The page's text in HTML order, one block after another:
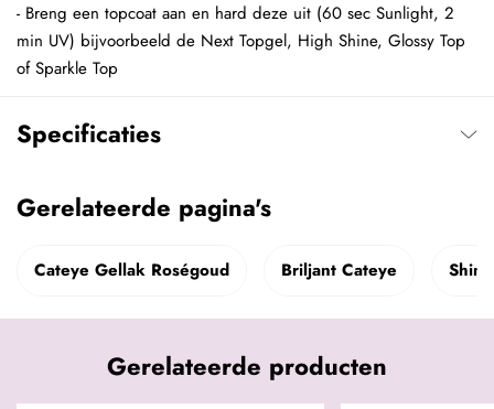
- Breng een topcoat aan en hard deze uit (60 sec Sunlight, 2
min UV) bijvoorbeeld de Next Topgel, High Shine, Glossy Top
of Sparkle Top
Specificaties
Gerelateerde pagina's
Cateye Gellak Roségoud Briljant Cateye
Gerelateerde producten